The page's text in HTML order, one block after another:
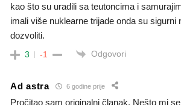
kao što su uradili sa teutoncima i
imali više nuklearne trijade onda su sigurni
dozvoliti.
3 -1 Odgovori
Ad astra 6 godine prije
Pročitao sam originalni članak. Nešto mi